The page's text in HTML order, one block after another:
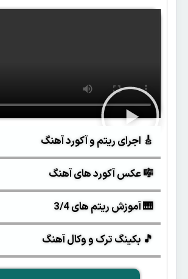
🎸 اجرای ریتم و آکورد آهنگ
🎼 عکس آکورد های آهنگ
🎹 آموزش ریتم های 3/4
🎵 بکینگ ترک و وکال آهنگ